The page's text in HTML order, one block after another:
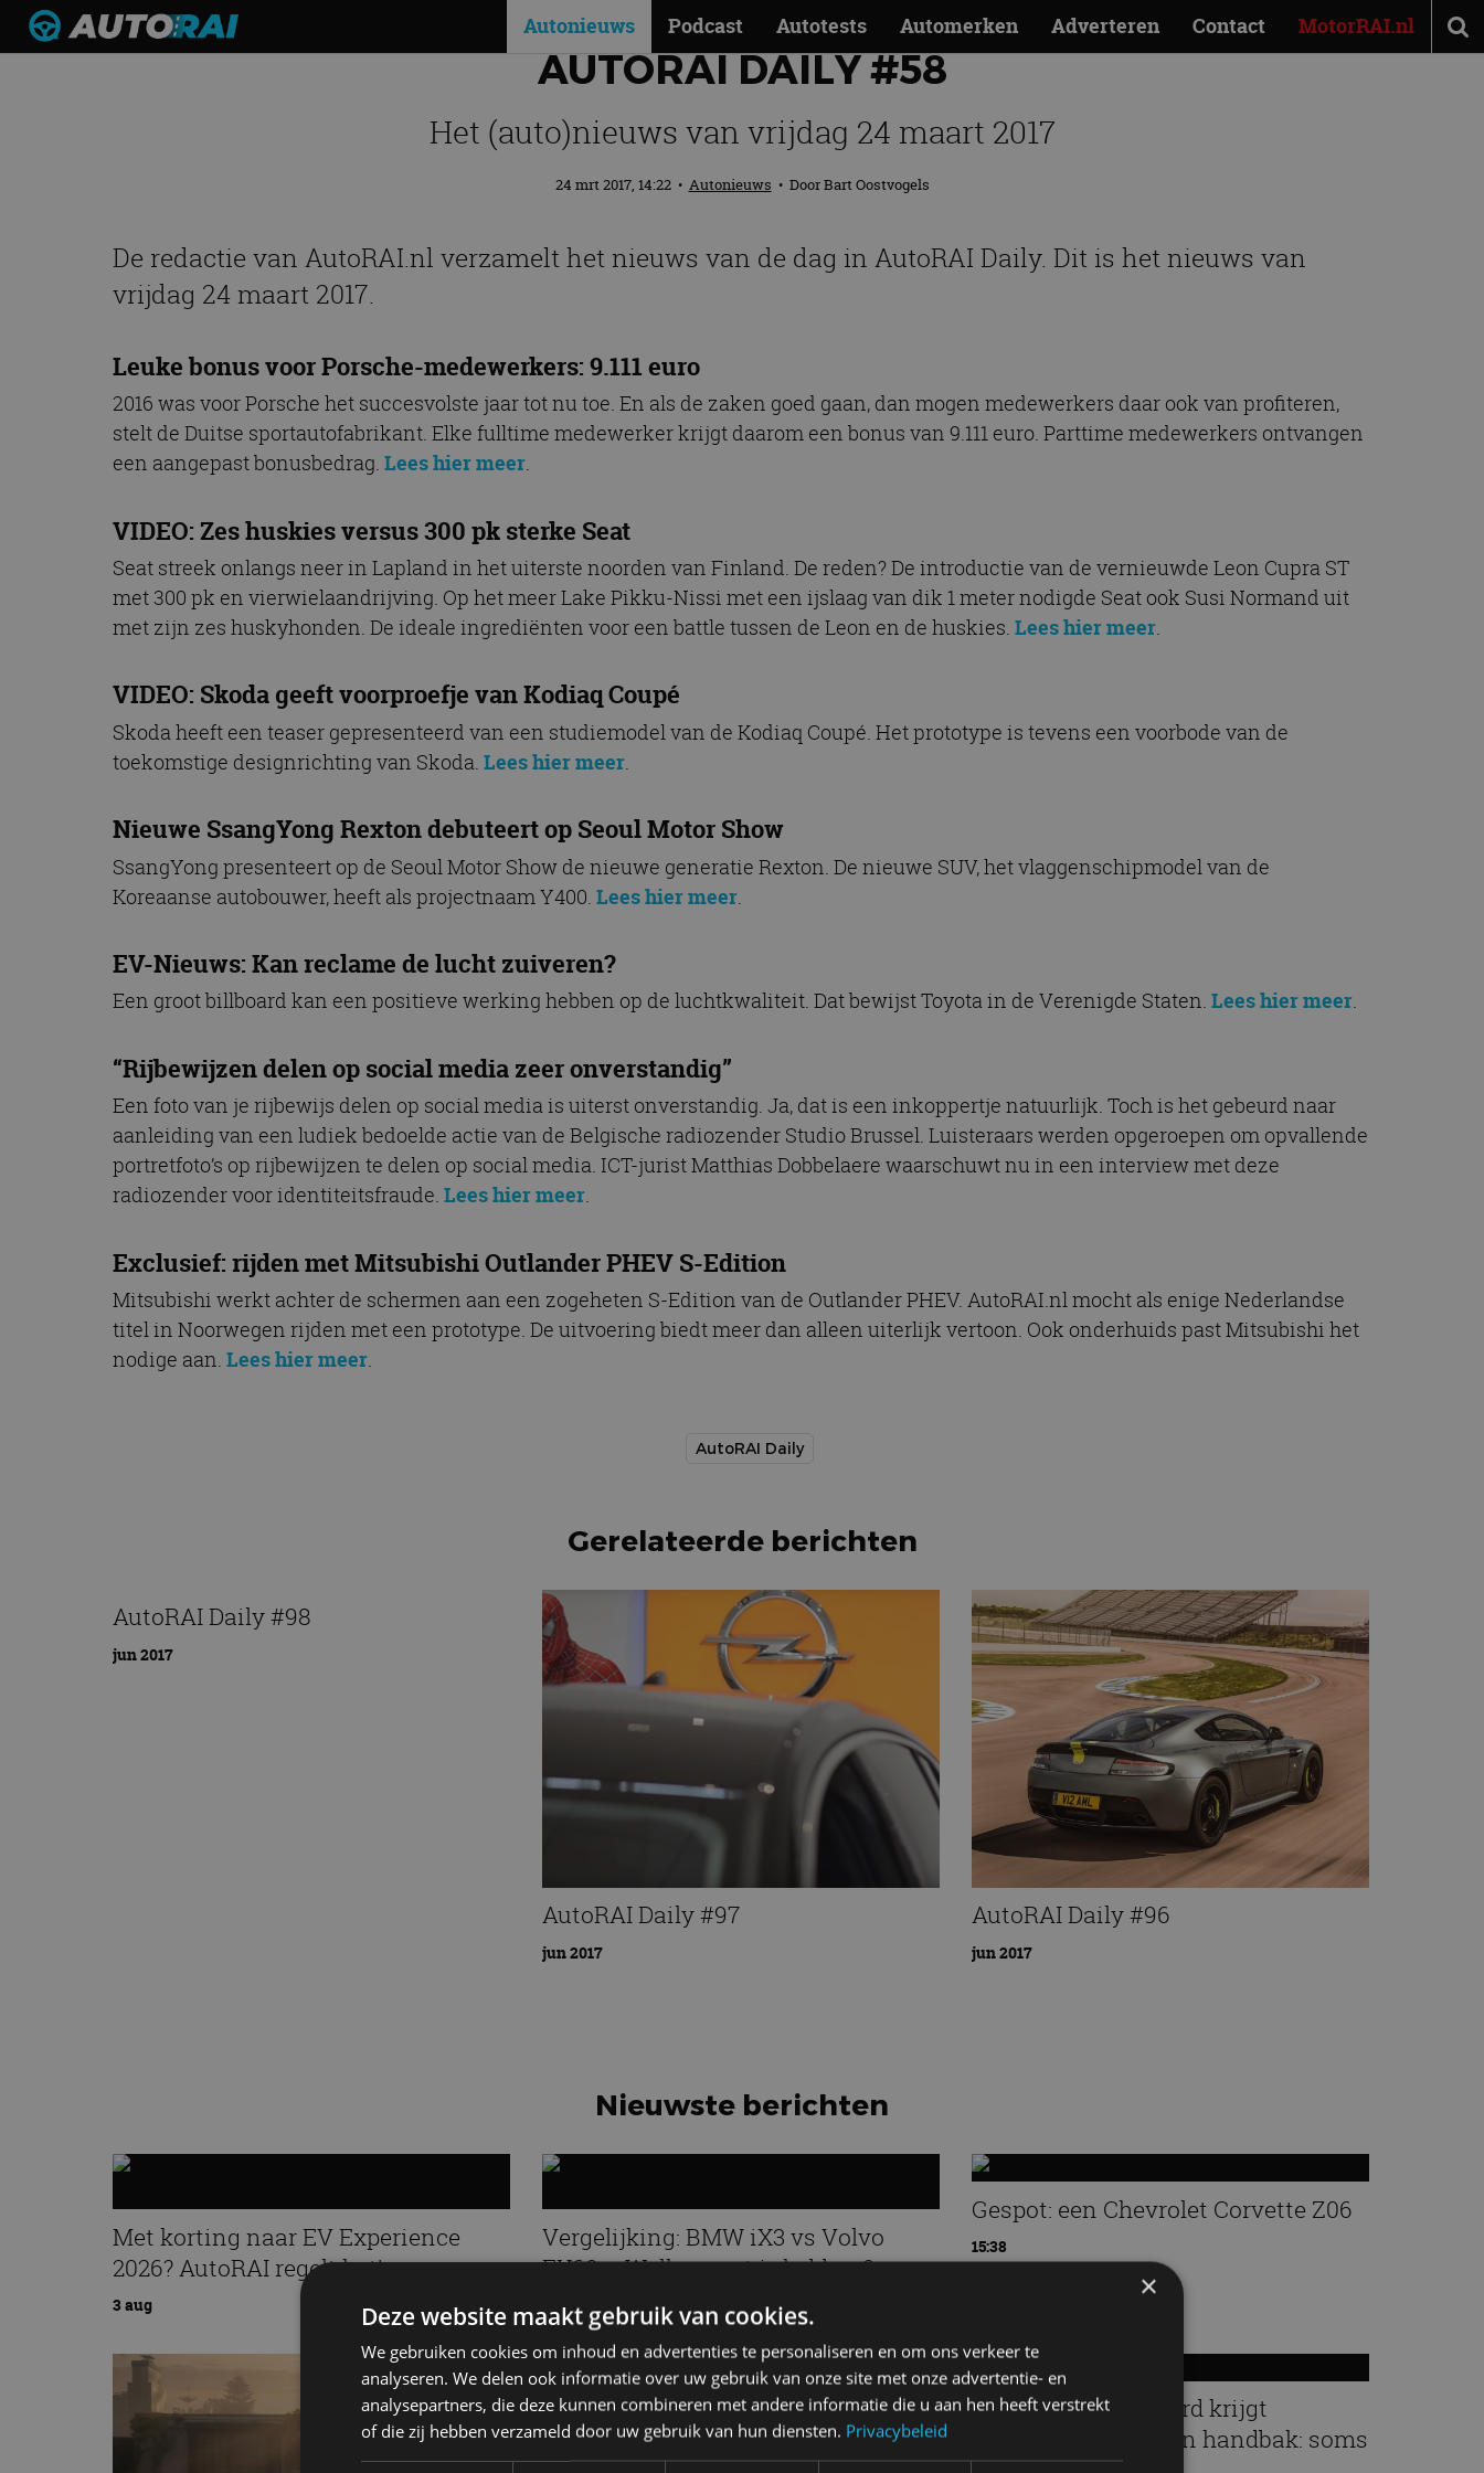
Autonieuws Podcast Autotests Automerken Adverteren Contact MotorRAI.nl
AUTORAI DAILY #58
Het (auto)nieuws van vrijdag 24 maart 2017
24 mrt 2017, 14:22 • Autonieuws • DoorBart Oostvogels
De redactie van AutoRAI.nl verzamelt het nieuws van de dag in AutoRAI Daily. Dit is het nieuws van
vrijdag 24 maart 2017.
Leuke bonus voor Porsche-medewerkers: 9.111 euro
2016 was voor Porsche het succesvolste jaar tot nu toe. En als de zaken goed gaan, dan mogen medewerkers daar ook van profiteren,
stelt de Duitse sportautofabrikant. Elke fulltime medewerker krijgt daarom een bonus van 9.111 euro. Parttime medewerkers ontvangen
een aangepast bonusbedrag. Lees hier meer.
VIDEO: Zes huskies versus 300 pk sterke Seat
Seat streek onlangs neer in Lapland in het uiterste noorden van Finland. De reden? De introductie van de vernieuwde Leon Cupra ST
met 300 pk en vierwielaandrijving. Op het meer Lake Pikku-Nissi met een ijslaag van dik 1 meter nodigde Seat ook Susi Normand uit
met zijn zes huskyhonden. De ideale ingrediënten voor een battle tussen de Leon en de huskies. Lees hier meer.
VIDEO: Skoda geeft voorproefje van Kodiaq Coupé
Skoda heeft een teaser gepresenteerd van een studiemodel van de Kodiaq Coupé. Het prototype is tevens een voorbode van de
toekomstige designrichting van Skoda. Lees hier meer
Nieuwe SsangYong Rexton debuteert op Seoul Motor Show
SsangYong presenteert op de Seoul Motor Show de nieuwe generatie Rexton. De nieuwe SUV, het vlaggenschipmodel van de
Koreaanse autobouwer, heeft als projectnaam Y400. Lees hier meer
EV-Nieuws: Kan reclame de lucht zuiveren?
Een groot billboard kan een positieve werking hebben op de luchtkwaliteit. Dat bewijst Toyota in de Verenigde Staten. Lees hier meer.
“Rijbewijzen delen op social media zeer onverstandig”
Een foto van je rijbewijs delen op social media is uiterst onverstandig. Ja, dat is een inkoppertje natuurlijk. Toch is het gebeurd naar
aanleiding van een ludiek bedoelde actie van de Belgische radiozender Studio Brussel. Luisteraars werden opgeroepen om opvallende
portretfoto’s op rijbewijzen te delen op social media. ICT-jurist Matthias Dobbelaere waarschuwt nu in een interview met deze
radiozender voor identiteitsfraude. Lees hier meer.
Exclusief: rijden met Mitsubishi Outlander PHEV S-Edition
Mitsubishi werkt achter de schermen aan een zogeheten S-Edition van de Outlander PHEV. AutoRAI.nl mocht als enige Nederlandse
titel in Noorwegen rijden met een prototype. De uitvoering biedt meer dan alleen uiterlijk vertoon. Ook onderhuids past Mitsubishi het
nodige aan. Lees hier meer.
AutoRAI Daily
Gerelateerde berichten
AutoRAI Daily #98
jun 2017
AutoRAI Daily #97
jun 2017
AutoRAI Daily #96
jun 2017
Nieuwste berichten
Met korting naar EV Experience
2026? AutoRAI regelt het!
3 aug
Vergelijking: BMW iX3 vs Volvo
EX60 – Welke moet je hebben?
28 mei
Gespot: een Chevrolet Corvette Z06
15:38
Carbon fibre op je laadkabel:
Hennessey Blackbird krijgt
atmosferische V8 en handbak: soms
×
Deze website maakt gebruik van cookies.
We gebruiken cookies om inhoud en advertenties te personaliseren en om ons verkeer te
analyseren. We delen ook informatie over uw gebruik van onze site met onze advertentie- en
analysepartners, die deze kunnen combineren met andere informatie die u aan hen heeft verstrekt
of die zij hebben verzameld door uw gebruik van hun diensten. Privacybeleid